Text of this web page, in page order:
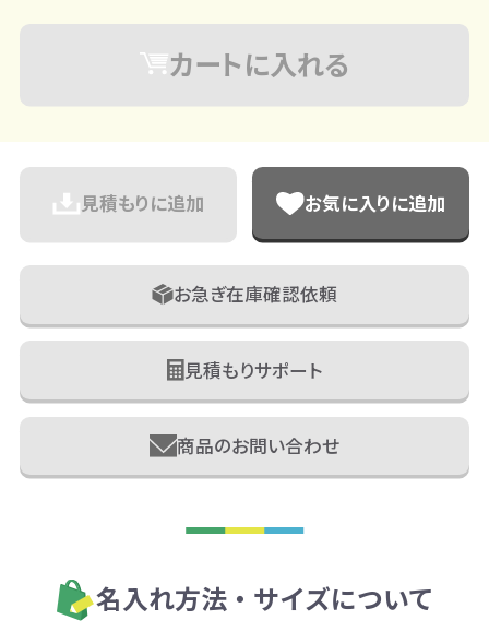
カートに入れる
見積もりに追加 お気に入りに追加
お急ぎ在庫確認依頼
見積もりサポート
商品のお問い合わせ
名入れ方法・サイズについて